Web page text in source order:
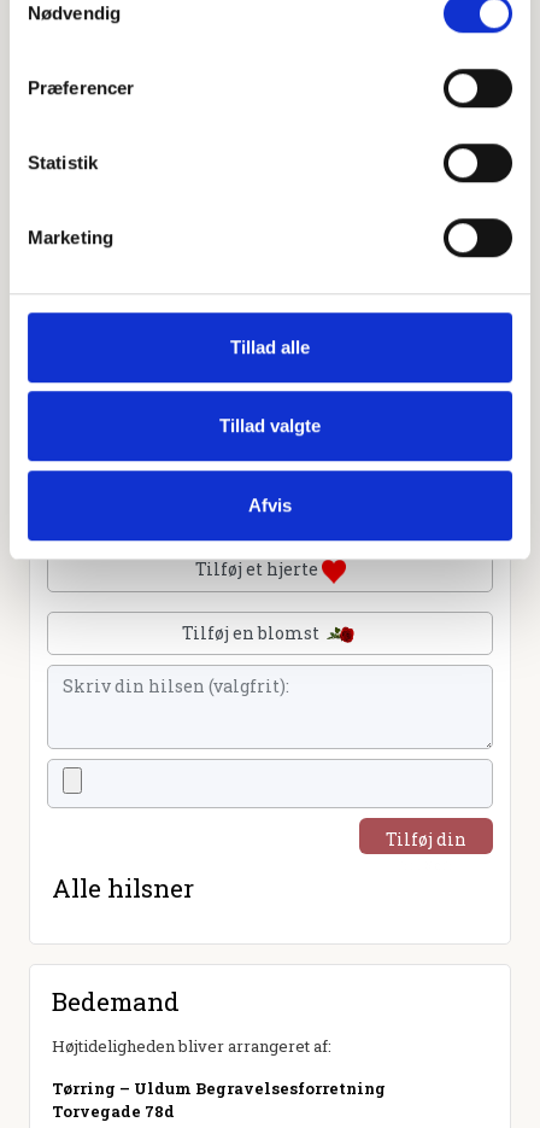
Nødvendig
Præferencer
Statistik
Marketing
Tillad alle
Tillad valgte
Afvis
contributors
Personlig hilsen
Sammen kan vi mindes Kirsten Margrethe Isgaard
Schau. Du kan tænde et lys, skrive et mindeord,
dele billeder og video eller blot sende et hjerte eller en
Tænd et lys
Tilføj et hjerte
Tilføj en blomst
Tilføj din
Alle hilsner
Bedemand
Højtideligheden bliver arrangeret af:
Tørring – Uldum Begravelsesforretning
Torvegade 78d